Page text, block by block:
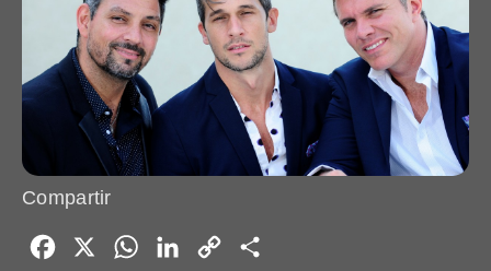
Compartir
Facebook WhatsAppLinkedIn
Copy